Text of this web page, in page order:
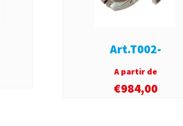
Art.T002-
A partir de
€984,00